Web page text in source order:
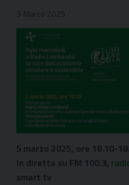
3 Marzo 2025
5 marzo 2025, ore 18.10-
in diretta su FM 100.3,
smart tv